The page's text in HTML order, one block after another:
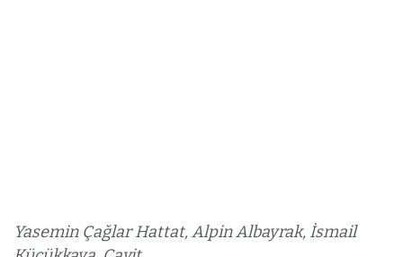
Yasemin Çağlar Hattat, Alpin Albayrak, İsmail